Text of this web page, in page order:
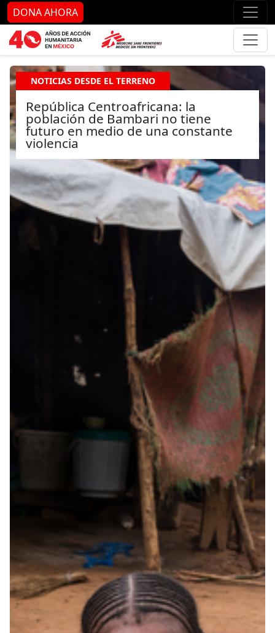
Ir al contenido principal Ir
DONA AHORA
NOTICIAS DESDE EL TERRENO
República Centroafricana: la
población de Bambari no tiene
futuro en medio de una constante
violencia